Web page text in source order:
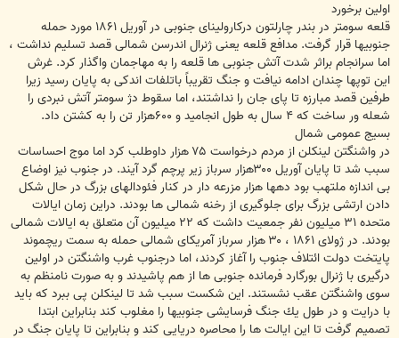
اولين برخورد
قلعه سومتر در بندر چارلتون دركاروليناى جنوبى در آوريل ۱۸۶۱ مورد حمله
جنوبيها قرار گرفت. مدافع قلعه يعنى ژنرال اندرسن شمالى قصد تسليم نداشت ،
اما سرانجام براثر شدت آتش جنوبى ها قلعه را به مهاجمان واگذار كرد. غرش
اين توپها چندان ادامه نيافت و جنگ تقريباً باتلفات اندكى به پايان رسيد زيرا
طرفين قصد مبارزه تا پاى جان را نداشتند، اما سقوط دژ سومتر آتش نبردى را
شعله ور ساخت كه ۴ سال به طول انجاميد و ۶۰۰هزار تن را به كشتن داد.
بسيج عمومى شمال
در واشنگتن لينكلن از مردم درخواست ۷۵ هزار داوطلب كرد اما موج احساسات
سبب شد تا پايان آوريل ۳۰۰هزار سرباز زير پرچم گرد آيند. در جنوب نيز اوضاع
بى اندازه ملتهب بود دهها هزار مزرعه دار در كنار فئودالهاى بزرگ در حال شكل
دادن ارتشى بزرگ براى جلوگيرى از رخنه شمالى ها بودند. دراين زمان ايالات
متحده ۳۱ ميليون نفر جمعيت داشت كه ۲۲ ميليون آن متعلق به ايالات شمالى
بودند. در ژولاى ۱۸۶۱ ، ۳۰ هزار سرباز آمريكاى شمالى حمله به سمت ريچموند
پايتخت دولت ائتلاف جنوب را آغاز كردند، اما درجنوب غرب واشنگتن در اولين
درگيرى با ژنرال بورگارد فرمانده جنوبى ها از هم پاشيدند و به صورت نامنظم به
سوى واشنگتن عقب نشستند. اين شكست سبب شد تا لينكلن پى ببرد كه بايد
با درايت و در طول يك جنگ فرسايشى جنوبيها را مغلوب كند بنابراين ابتدا
تصميم گرفت تا اين ايالت ها را محاصره دريايى كند و بنابراين تا پايان جنگ در